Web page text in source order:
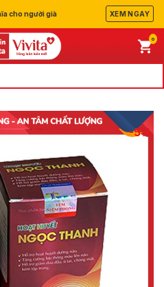
cho người già XEM NGAY
0
Phẩm Chức Năng
-5%